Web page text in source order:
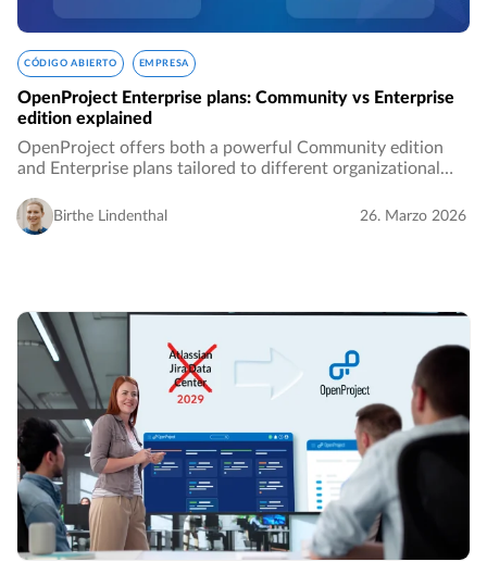
CÓDIGO ABIERTO EMPRESA
OpenProject Enterprise plans: Community vs Enterprise
edition explained
OpenProject offers both a powerful Community edition
and Enterprise plans tailored to different organizational
best choice for your team or…
Birthe Lindenthal 26. Marzo 2026